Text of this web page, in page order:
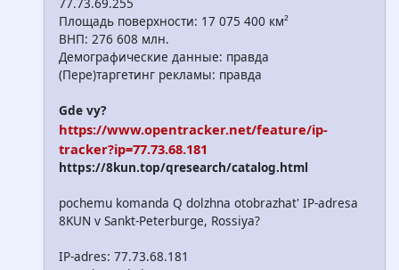
Площадь поверхности: 17 075 400 км²
ВНП: 276 608 млн.
Демографические данные: правда
(Пере)таргетинг рекламы: правда
Gde vy?
https://www.opentracker.net/feature/ip-
tracker?ip=77.73.68.181
https://8kun.top/qresearch/catalog.html
pochemu komanda Q dolzhna otobrazhat' IP-adresa
8KUN v Sankt-Peterburge, Rossiya?
IP-adres: 77.73.68.181